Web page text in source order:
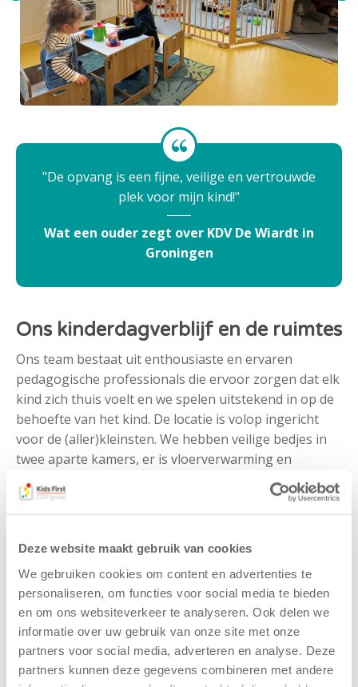
Deze website maakt gebruik van cookies
We gebruiken cookies om content en advertenties te
personaliseren, om functies voor social media te bieden
en om ons websiteverkeer te analyseren. Ook delen we
informatie over uw gebruik van onze site met onze
partners voor social media, adverteren en analyse. Deze
partners kunnen deze gegevens combineren met andere
De opvang is een fijne, veilige en vertrouwde
plek voor mijn kind!
Wat een ouder zegt over KDV De Wiardt in
Groningen
Ons kinderdagverblijf en de ruimtes
Ons team bestaat uit enthousiaste en ervaren
pedagogische professionals die ervoor zorgen dat elk
kind zich thuis voelt en we spelen uitstekend in op de
behoefte van het kind. De locatie is volop ingericht
voor de (aller)kleinsten. We hebben veilige bedjes in
twee aparte kamers, er is vloerverwarming en
uiteraard zijn de wc’tjes ook kindvriendelijk. Daarnaast
hebben we een grondbox, zodat de kleintjes daar
veilig in kunnen spelen.
Activiteiten voor de kinderen
Kindcentrum De Wiardt heeft een leuke
ontwikkelingsgerichte tuin met een waterpomp, een
zandbak, een glijbaan en genoeg ruimte om te
ontdekken. De behoeftes van de kinderen staan op de
eerste plaats. Ook het schoolplein dat we delen met de